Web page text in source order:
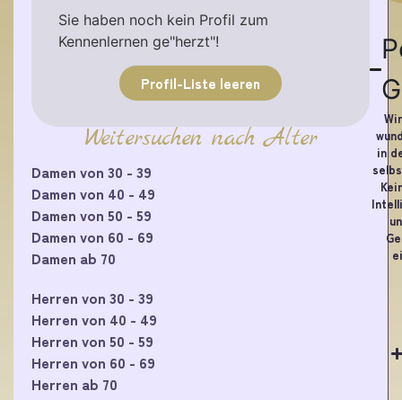
Sie haben noch kein Profil zum
Kennenlernen ge"herzt"!
Profil-Liste leeren
Weitersuchen nach Alter
Damen von 30 - 39
Damen von 40 - 49
Damen von 50 - 59
Damen von 60 - 69
Damen ab 70
Herren von 30 - 39
Herren von 40 - 49
Herren von 50 - 59
Herren von 60 - 69
Herren ab 70
in